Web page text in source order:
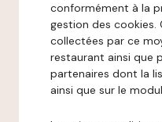
conformément à la
gestion des cookies.
collectées par ce
restaurant ainsi que
partenaires dont la
ainsi que sur le